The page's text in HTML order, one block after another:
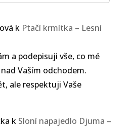
k Ptačí krmítka – Lesní
a podepisuji vše, co mé
Vaším odchodem.
ale respektuji Vaše
k Sloní napajedlo Djuma –